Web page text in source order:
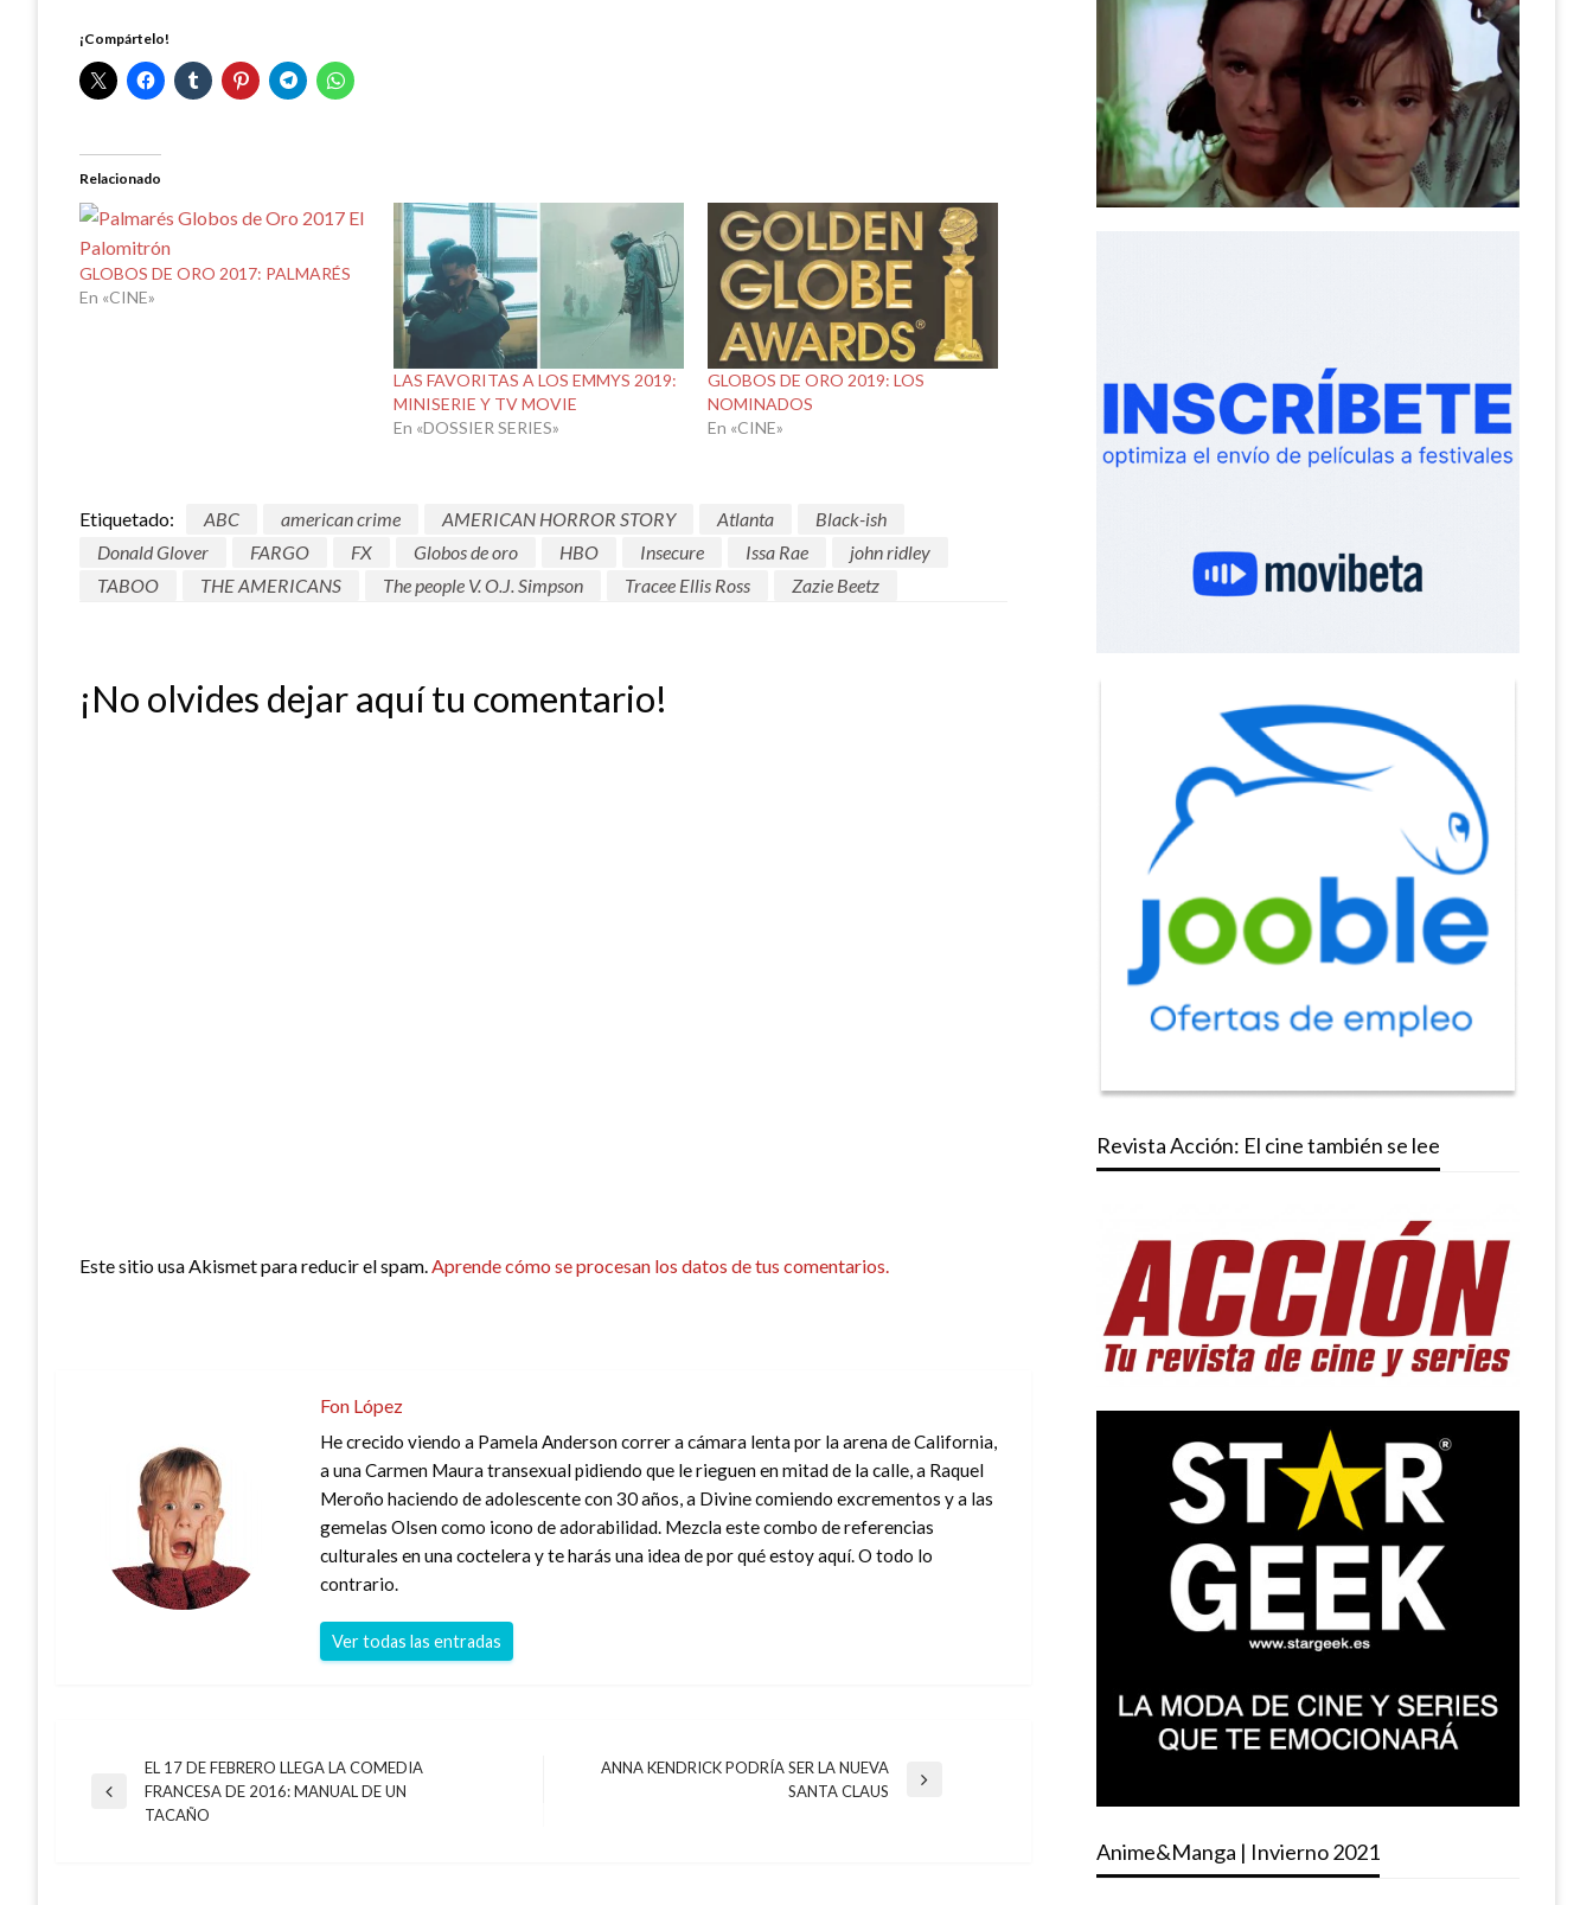
¡Compártelo!
Relacionado
GLOBOS DE ORO 2017: PALMARÉS
En «CINE»
LAS FAVORITAS A LOS EMMYS 2019:
MINISERIE Y TV MOVIE
En «DOSSIER SERIES»
GLOBOS DE ORO 2019: LOS
NOMINADOS
En «CINE»
Etiquetado: ABC american crime AMERICAN HORROR STORY Atlanta
Black-ish
Donald Glover
FARGO FX Globos de oro HBO Insecure Issa Rae
john ridley
TABOO
THE AMERICANS The people V. O.J. Simpson Tracee Ellis Ross Zazie Beetz
¡No olvides dejar aquí tu comentario!
Este sitio usa Akismet para reducir el spam. Aprende cómo se procesan los datos de tus comentarios.
Fon López
He crecido viendo a Pamela Anderson correr a cámara lenta por la arena de California,
a una Carmen Maura transexual pidiendo que le rieguen en mitad de la calle, a Raquel
Meroño haciendo de adolescente con 30 años, a Divine comiendo excrementos y a las
gemelas Olsen como icono de adorabilidad. Mezcla este combo de referencias
culturales en una coctelera y te harás una idea de por qué estoy aquí. O todo lo
contrario.
Ver todas las entradas
Navegación
Entrada
EL 17 DE FEBRERO LLEGA LA COMEDIA
FRANCESA DE 2016: MANUAL DE UN
TACAÑO
ANNA KENDRICK PODRÍA SER LA NUEVA
SANTA CLAUS
Revista Acción: El cine también se lee
Anime&Manga | Invierno 2021